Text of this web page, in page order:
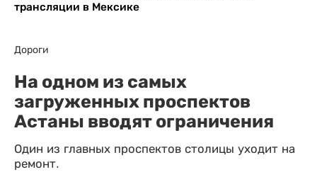
трансляции в Мексике
Дороги
На одном из самых
загруженных проспектов
Астаны вводят ограничения
Один из главных проспектов столицы уходит на
ремонт.